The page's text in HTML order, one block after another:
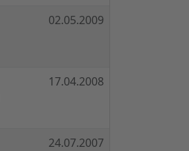
02.05.2009
17.04.2008
24.07.2007